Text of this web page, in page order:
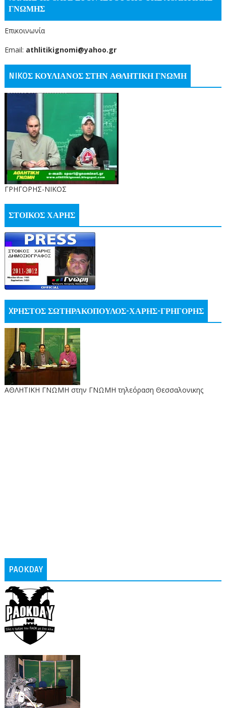
ΓΝΩΜΗΣ
Επικοινωνία
Email: athlitikignomi@yahoo.gr
NIKOΣ ΚΟΥΛΙΑΝΟΣ ΣΤΗΝ ΑΘΛΗΤΙΚΗ ΓΝΩΜΗ
ΓΡΗΓΟΡΗΣ-ΝΙΚΟΣ
ΣΤΟΙΚΟΣ ΧΑΡΗΣ
XΡΗΣΤΟΣ ΣΩΤΗΡΑΚΟΠΟΥΛΟΣ-ΧΑΡΗΣ-ΓΡΗΓΟΡΗΣ
ΑΘΛΗΤΙΚΗ ΓΝΩΜΗ στην ΓΝΩΜΗ τηλεόραση Θεσσαλονικης
PAOKDAY